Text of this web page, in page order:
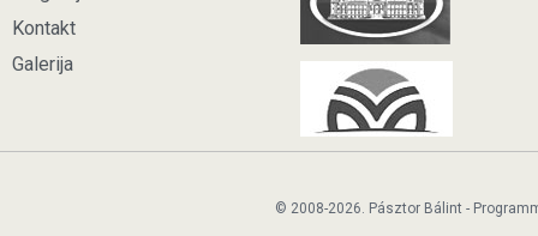
Kontakt
Galerija
© 2008-2026. Pásztor Bálint -